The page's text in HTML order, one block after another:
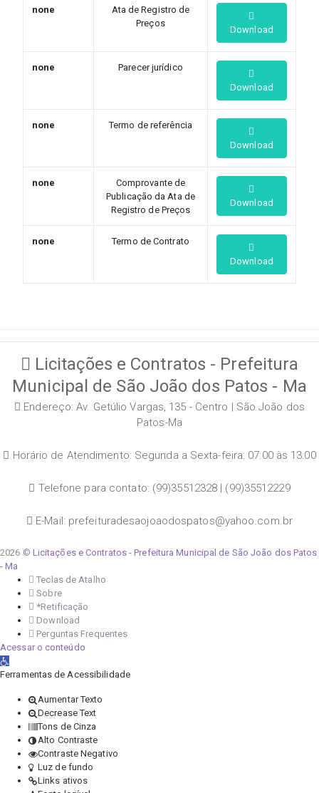
none
Ata de Registro de
Preços
Download
none
Parecer jurídico
Download
none
Termo de referência
Download
none
Comprovante de
Publicação da Ata de
Registro de Preços
Download
none
Termo de Contrato
Download
Licitações e Contratos - Prefeitura
Municipal de São João dos Patos - Ma
Endereço: Av. Getúlio Vargas, 135 - Centro | São João dos
Patos-Ma
Horário de Atendimento: Segunda a Sexta-feira: 07:00 às 13:00
Telefone para contato: (99)35512328 | (99)35512229
E-Mail: prefeituradesaojoaodospatos@yahoo.com.br
2026 © Licitações e Contratos - Prefeitura Municipal de São João dos Patos
- Ma
Teclas de Atalho
Sobre
*Retificação
Download
Perguntas Frequentes
Acessar o conteúdo
Abrir a barra de ferramentas
Ferramentas de Acessibilidade
Aumentar Texto
Decrease Text
Tons de Cinza
Alto Contraste
Contraste Negativo
Luz de fundo
Links ativos